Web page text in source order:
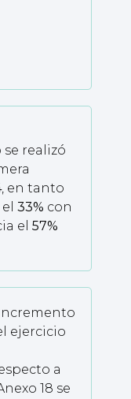
realizó
, en tanto
33% con
el 57%
ejercicio
a
18 se